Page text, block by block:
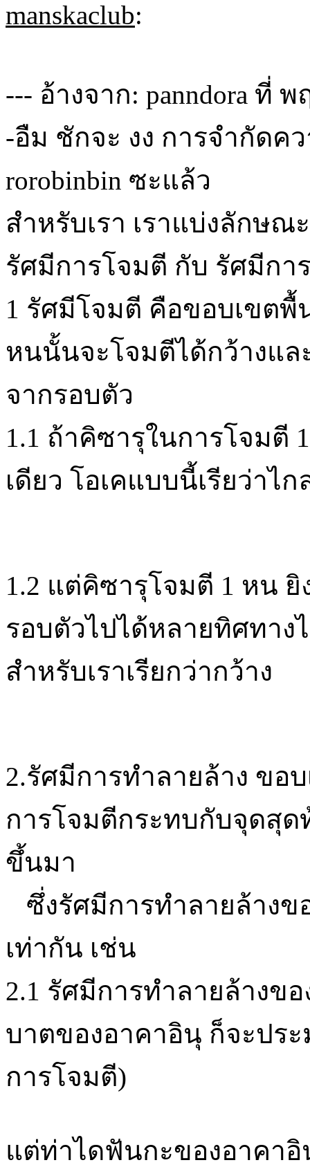
manskaclub:
--- อ้างจาก: panndora ที่ พ
-อืม ชักจะ งง การจำกัดค
rorobinbin ซะแล้ว
สำหรับเรา เราแบ่งลักษณ
รัศมีการโจมตี กับ รัศมีกา
1 รัศมีโจมตี คือขอบเขต
หนนั้นจะโจมตีได้กว้างแ
จากรอบตัว
1.1 ถ้าคิซารุในการโจมตี
เดียว โอเคแบบนี้เรียว่าไ
1.2 แต่คิซารุโจมตี 1 หน ยิ
รอบตัวไปได้หลายทิศทาง
สำหรับเราเรียกว่ากว้าง
2.รัศมีการทำลายล้าง ขอ
การโจมตีกระทบกับจุดสุด
ขึ้นมา
ซึ่งรัศมีการทำลายล้างข
เท่ากัน เช่น
2.1 รัศมีการทำลายล้างข
บาตของอาคาอินุ ก็จะปร
การโจมตี)
แต่ท่าไดฟันกะของอาคา